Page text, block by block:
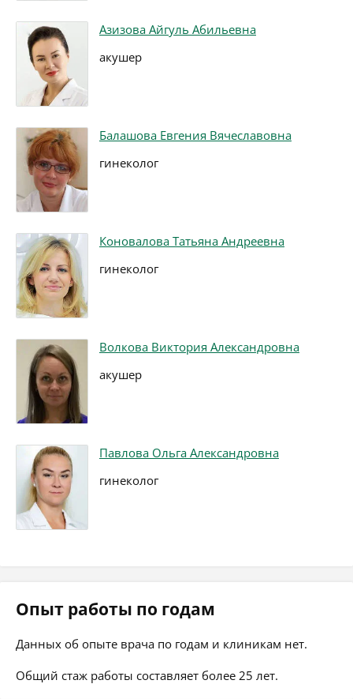
Азизова Айгуль Абильевна
акушер
Балашова Евгения Вячеславовна
гинеколог
Коновалова Татьяна Андреевна
гинеколог
Волкова Виктория Александровна
акушер
Павлова Ольга Александровна
гинеколог
Опыт работы по годам
Данных об опыте врача по годам и клиникам нет.
Общий стаж работы составляет более 25 лет.